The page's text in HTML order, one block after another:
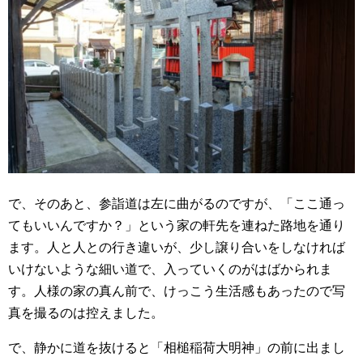
で、そのあと、参詣道は左に曲がるのですが、「ここ通っ
てもいいんですか？」という家の軒先を連ねた路地を通り
ます。人と人との行き違いが、少し譲り合いをしなければ
いけないような細い道で、入っていくのがはばかられま
す。人様の家の真ん前で、けっこう生活感もあったので写
真を撮るのは控えました。
で、静かに道を抜けると「相槌稲荷大明神」の前に出まし